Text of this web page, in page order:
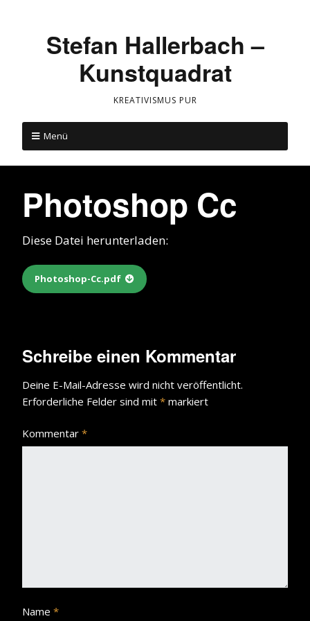
Stefan Hallerbach –
Kunstquadrat
KREATIVISMUS PUR
Menü
Photoshop Cc
Diese Datei herunterladen:
Photoshop-Cc.pdf
Schreibe einen Kommentar
Deine E-Mail-Adresse wird nicht veröffentlicht.
Erforderliche Felder sind mit * markiert
Kommentar *
Name *